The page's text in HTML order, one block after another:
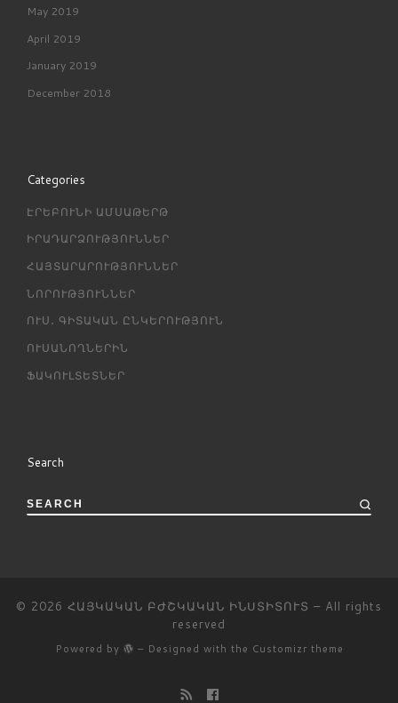
May 2019
April 2019
January 2019
December 2018
Categories
ԷՐԵԲՈՒՆԻ ԱՄՍԱԹԵՐԹ
ԻՐԱԴԱՐՁՈՒԹՅՈՒՆՆԵՐ
ՀԱՅՏԱՐԱՐՈՒԹՅՈՒՆՆԵՐ
ՆՈՐՈՒԹՅՈՒՆՆԵՐ
ՈՒՍ․ ԳԻՏԱԿԱՆ ԸՆԿԵՐՈՒԹՅՈՒՆ
ՈՒՍԱՆՈՂՆԵՐԻՆ
ՖԱԿՈՒԼՏԵՏՆԵՐ
Search
SEARCH
© 2026 ՀԱՅԿԱԿԱՆ ԲԺՇԿԱԿԱՆ ԻՆՍՏԻՏՈՒՏ – All rights
reserved
Powered by – Designed with the Customizr theme